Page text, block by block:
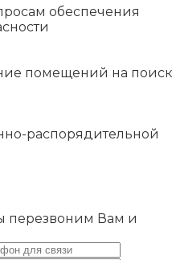
обеспечения
помещений на поиск
распорядительной
перезвоним Вам и